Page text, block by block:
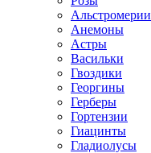
Альстромерии
Анемоны
Астры
Васильки
Гвоздики
Георгины
Герберы
Гортензии
Гиацинты
Гладиолусы